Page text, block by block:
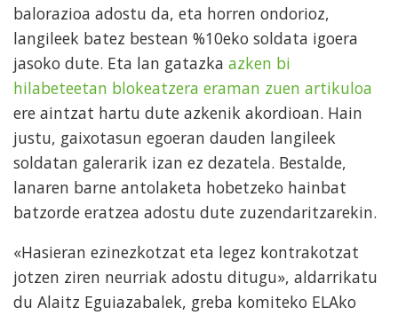
balorazioa adostu da, eta horren ondorioz,
langileek batez bestean %10eko soldata igoera
jasoko dute. Eta lan gatazka azken bi
hilabeteetan blokeatzera eraman zuen artikuloa
ere aintzat hartu dute azkenik akordioan. Hain
justu, gaixotasun egoeran dauden langileek
soldatan galerarik izan ez dezatela. Bestalde,
lanaren barne antolaketa hobetzeko hainbat
batzorde eratzea adostu dute zuzendaritzarekin.
«Hasieran ezinezkotzat eta legez kontrakotzat
jotzen ziren neurriak adostu ditugu», aldarrikatu
du Alaitz Eguiazabalek, greba komiteko ELAko